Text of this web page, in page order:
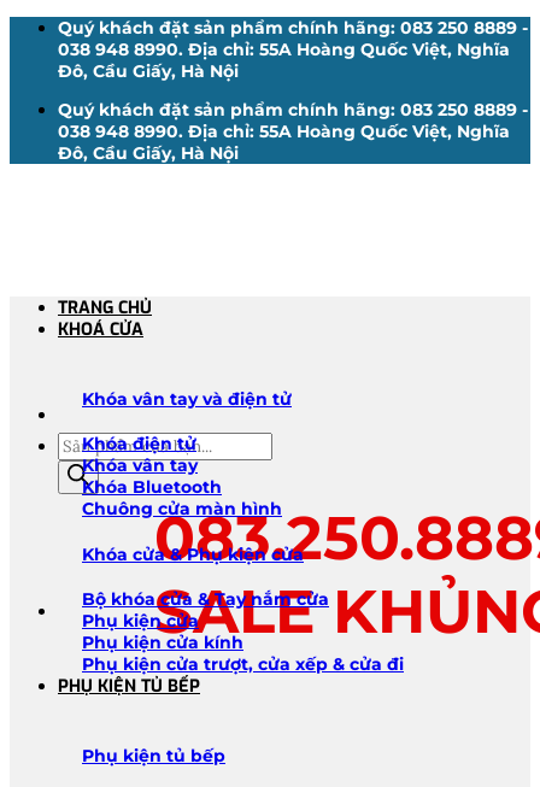
Quý khách đặt sản phẩm chính hãng: 083 250 8889 -
038 948 8990. Địa chỉ: 55A Hoàng Quốc Việt, Nghĩa
Đô, Cầu Giấy, Hà Nội
Quý khách đặt sản phẩm chính hãng: 083 250 8889 -
038 948 8990. Địa chỉ: 55A Hoàng Quốc Việt, Nghĩa
Đô, Cầu Giấy, Hà Nội
Tìm
kiếm
sản
phẩm
SALE
TRANG CHỦ
KHOÁ CỬA
Khóa vân tay và điện tử
Khóa điện tử
Khóa vân tay
Khóa Bluetooth
Chuông cửa màn hình
Khóa cửa & Phụ kiện cửa
Bộ khóa cửa & Tay nắm cửa
Phụ kiện cửa
Phụ kiện cửa kính
Phụ kiện cửa trượt, cửa xếp & cửa đi
PHỤ KIỆN TỦ BẾP
Phụ kiện tủ bếp